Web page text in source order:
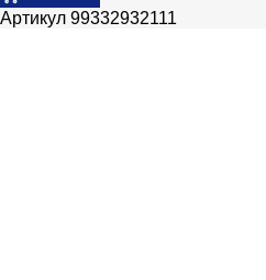
Артикул 99332932111